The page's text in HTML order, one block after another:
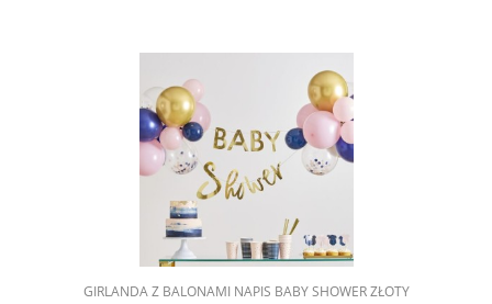
GIRLANDA Z BALONAMI NAPIS BABY SHOWER ZŁOTY